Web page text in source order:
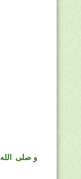
و صلى الله